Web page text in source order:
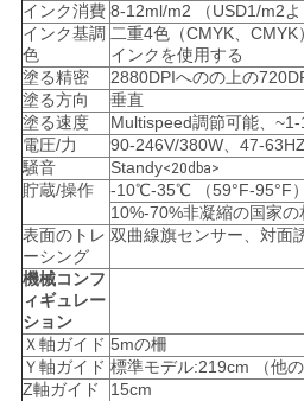
場
合
引
用
を
要
求
インク消費 8-12ml/m2 （USD1/m2よ
インク基調
色
二重4色（CMYK、
インクを使用する
塗る精密
2880DPIへのの上の
塗る方向
垂直
塗る速度
Multispeed調節可能、
電圧/力
90-246V/380W、47-63HZ
騒音
Standy<20dba>
貯蔵/操作
-10℃-35℃ （59°F-95°F）
10%-70%非凝縮の国家の
表面のトレ
ーシング
双曲線旗センサー、対面
機械コンフ
ィギュレー
ション
Ｘ軸ガイド 5mの柵
Ｙ軸ガイド 標準モデル:219cm （他
Z軸ガイド
15cm